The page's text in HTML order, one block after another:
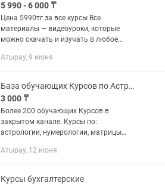
5 990 - 6 000 ₸
Цена 5990тг за все курсы Все
материалы — видеоуроки, которые
можно скачать и изучать в любое
ограничений! Подробные видеоуроки с
Атырау, 9 июня
База обучающих Курсов по Астрологии, Нумерологии, Таро, Матрице Судьбы.
3 000 ₸
Более 200 обучающих Курсов в
закрытом канале. Курсы по:
астрологии, нумерологии, матрицы
мандалы, чакры. Вечный доступ и
новые...
Атырау, 12 июня
Курсы бухгалтерские